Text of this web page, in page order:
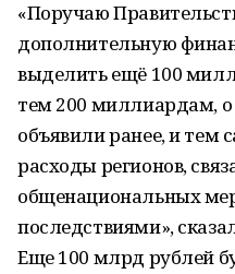
«Поручаю
дополнительную
выделить ещё 100
тем 200 миллиардам,
объявили ранее, и тем
расходы регионов,
общенациональных
последствиями»,
Еще 100 млрд рублей